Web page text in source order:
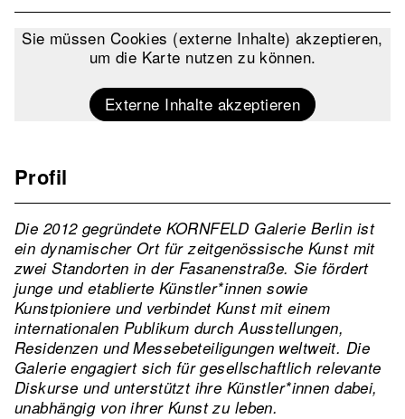
Sie müssen Cookies (externe Inhalte) akzeptieren,
um die Karte nutzen zu können.
Externe Inhalte akzeptieren
Profil
Die 2012 gegründete KORNFELD Galerie Berlin ist
ein dynamischer Ort für zeitgenössische Kunst mit
zwei Standorten in der Fasanenstraße. Sie fördert
junge und etablierte Künstler*innen sowie
Kunstpioniere und verbindet Kunst mit einem
internationalen Publikum durch Ausstellungen,
Residenzen und Messebeteiligungen weltweit. Die
Galerie engagiert sich für gesellschaftlich relevante
Diskurse und unterstützt ihre Künstler*innen dabei,
unabhängig von ihrer Kunst zu leben.